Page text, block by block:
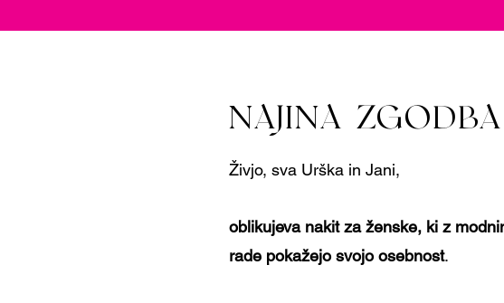
NAJINA ZGODBA
Živjo, sva Urška in Jani,
oblikujeva nakit za ženske, ki z
rade pokažejo svojo osebnost.